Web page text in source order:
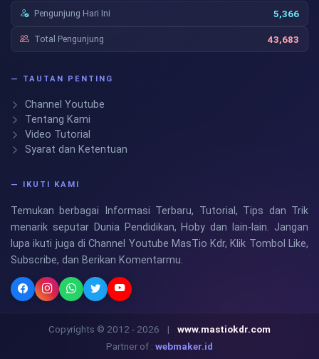
Pengunjung Hari Ini 5,366
Total Pengunjung 43,683
— TAUTAN PENTING
Channel Youtube
Tentang Kami
Video Tutorial
Syarat dan Ketentuan
— IKUTI KAMI
Temukan berbagai Informasi Terbaru, Tutorial, Tips dan Trik
menarik seputar Dunia Pendidikan, Hoby dan lain-lain. Jangan
lupa ikuti juga di Channel Youtube MasTio Kdr, Klik Tombol Like,
Subscribe, dan Berikan Komentarmu.
Copyrights © 2012 - 2026 |
www.mastiokdr.com
Partner of : webmaker.id